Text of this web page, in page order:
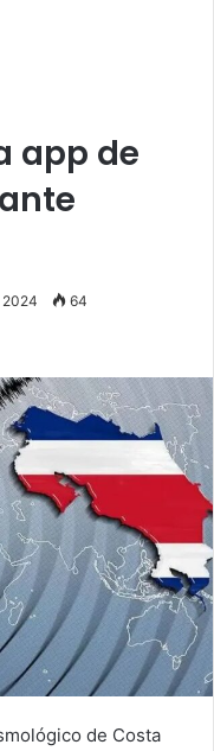
app de
2024 64
de Costa